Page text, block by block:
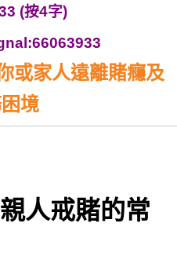
(按4字)
或家人遠離賭癮及
境
人戒賭的常